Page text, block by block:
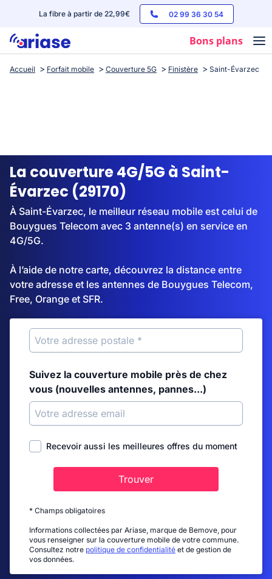
La fibre à partir de 22,99€ 02 99 36 30 54
Bons plans
Box internet
Streaming
Accueil Forfait mobile Couverture 5G Finistère Saint-Évarzec
La couverture 4G/5G à Saint-
Évarzec (29170)
À Saint-Évarzec, le meilleur réseau mobile est celui de
Bouygues Telecom avec 3 antenne(s) en service en
4G/5G.
À l’aide de notre carte, découvrez la distance entre
votre adresse et les antennes de Bouygues Telecom,
Free, Orange et SFR.
Suivez la couverture mobile près de chez
vous (nouvelles antennes, pannes...)
Recevoir aussi les meilleures offres du moment
Trouver
* Champs obligatoires
Informations collectées par Ariase, marque de Bemove, pour
vous renseigner sur la couverture mobile de votre commune.
Consultez notre politique de confidentialité et de gestion de
vos données.